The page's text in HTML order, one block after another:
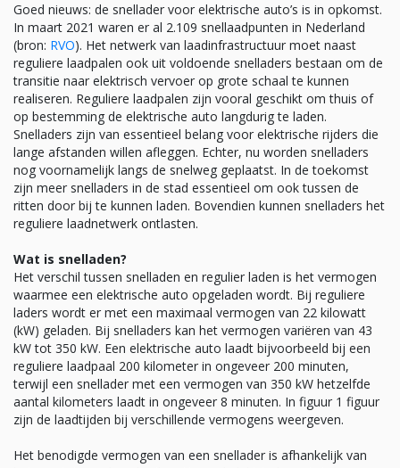
Goed nieuws: de snellader voor elektrische auto’s is in opkomst.
In maart 2021 waren er al 2.109 snellaadpunten in Nederland
(bron: RVO). Het netwerk van laadinfrastructuur moet naast
reguliere laadpalen ook uit voldoende snelladers bestaan om de
transitie naar elektrisch vervoer op grote schaal te kunnen
realiseren. Reguliere laadpalen zijn vooral geschikt om thuis of
op bestemming de elektrische auto langdurig te laden.
Snelladers zijn van essentieel belang voor elektrische rijders die
lange afstanden willen afleggen. Echter, nu worden snelladers
nog voornamelijk langs de snelweg geplaatst. In de toekomst
zijn meer snelladers in de stad essentieel om ook tussen de
ritten door bij te kunnen laden. Bovendien kunnen snelladers het
reguliere laadnetwerk ontlasten.
Wat is snelladen?
Het verschil tussen snelladen en regulier laden is het vermogen
waarmee een elektrische auto opgeladen wordt. Bij reguliere
laders wordt er met een maximaal vermogen van 22 kilowatt
(kW) geladen. Bij snelladers kan het vermogen variëren van 43
kW tot 350 kW. Een elektrische auto laadt bijvoorbeeld bij een
reguliere laadpaal 200 kilometer in ongeveer 200 minuten,
terwijl een snellader met een vermogen van 350 kW hetzelfde
aantal kilometers laadt in ongeveer 8 minuten. In figuur 1 figuur
zijn de laadtijden bij verschillende vermogens weergeven.
Het benodigde vermogen van een snellader is afhankelijk van